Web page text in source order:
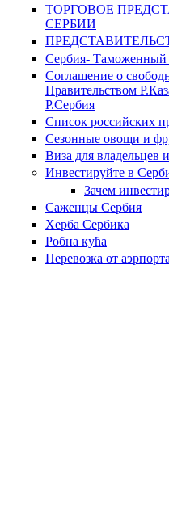
ТОРГОВОЕ
СЕРБИИ
Сербия- Таможенный
Соглашение о
Правительством
Р.Сербия
Список российских
Сезонные овощи и
Виза для владельцев
Инвестируйте в
Зачем
Саженцы Сербия
Херба Сербика
Робна кућа
Перевозка от